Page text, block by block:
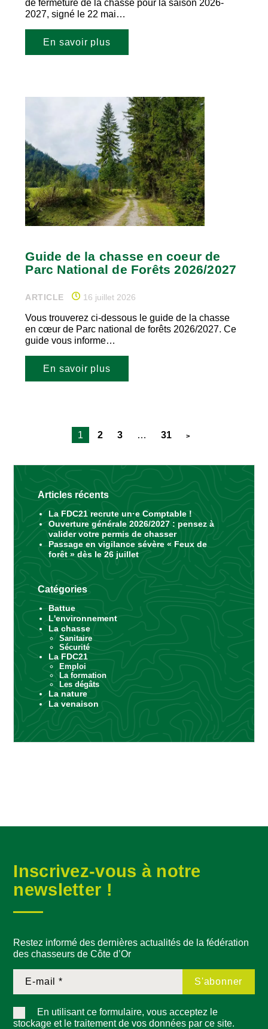
de fermeture de la chasse pour la saison 2026-
2027, signé le 22 mai…
En savoir plus
Guide de la chasse en coeur de
Parc National de Forêts 2026/2027
ARTICLE 16 juillet 2026
Vous trouverez ci-dessous le guide de la chasse
en cœur de Parc national de forêts 2026/2027. Ce
guide vous informe…
En savoir plus
1 2 3 … 31 >
Articles récents
La FDC21 recrute un·e Comptable !
Ouverture générale 2026/2027 : pensez à
valider votre permis de chasser
Passage en vigilance sévère « Feux de
forêt » dès le 26 juillet
Catégories
Battue
L'environnement
La chasse
Sanitaire
Sécurité
La FDC21
Emploi
La formation
Les dégâts
La nature
La venaison
Inscrivez-vous à notre
newsletter !
Restez informé des dernières actualités de la fédération
des chasseurs de Côte d’Or
En utilisant ce formulaire, vous acceptez le
stockage et le traitement de vos données par ce site.